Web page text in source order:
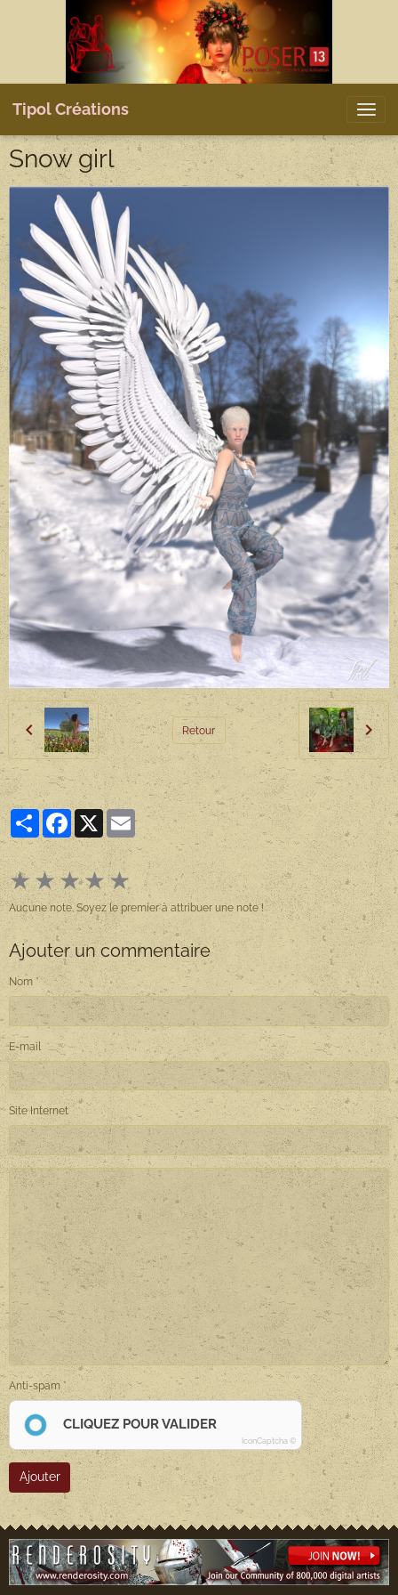
Tipol Créations
Snow girl
Retour
PartagerFacebook
X Email
★★★★★
Aucune note. Soyez le premier à attribuer une note !
Ajouter un commentaire
Nom
E-mail
Site Internet
Anti-spam
CLIQUEZ POUR VALIDER
IconCaptcha ©
Ajouter